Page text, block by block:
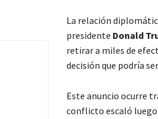
La relación
presidente Donald
retirar a miles de
decisión que podría
Este anuncio ocurre
conflicto escaló luego